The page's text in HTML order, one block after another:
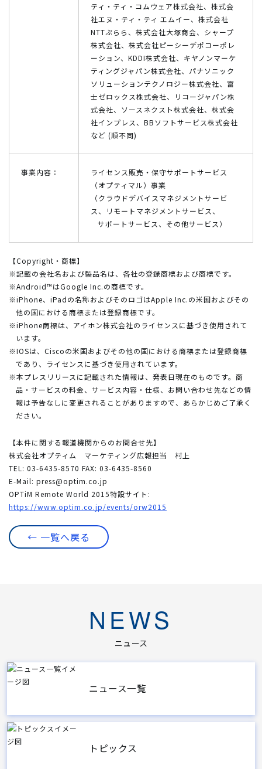
ティ・ティ・コムウェア株式会社、株式会
社エヌ・ティ・ティ エムイー、株式会社
NTTぷらら、株式会社大塚商会、シャープ
株式会社、株式会社ピーシーデポコーポレ
ーション、KDDI株式会社、キヤノンマーケ
ティングジャパン株式会社、パナソニック
ソリューションテクノロジー株式会社、富
士ゼロックス株式会社、リコージャパン株
式会社、ソースネクスト株式会社、株式会
社インプレス、BBソフトサービス株式会社
など (順不同)
事業内容：
ライセンス販売・保守サポートサービス
（オプティマル）事業
（クラウドデバイスマネジメントサービ
ス、リモートマネジメントサービス、
サポートサービス、その他サービス）
【Copyright・商標】
※記載の会社名および製品名は、各社の登録商標および商標です。
※Android™はGoogle Inc.の商標です。
※iPhone、iPadの名称およびそのロゴはApple Inc.の米国およびその
他の国における商標または登録商標です。
※iPhone商標は、アイホン株式会社のライセンスに基づき使用されて
います。
※IOSは、Ciscoの米国およびその他の国における商標または登録商標
であり、ライセンスに基づき使用されています。
※本プレスリリースに記載された情報は、発表日現在のものです。商
品・サービスの料金、サービス内容・仕様、お問い合わせ先などの情
報は予告なしに変更されることがありますので、あらかじめご了承く
ださい。
【本件に関する報道機関からのお問合せ先】
株式会社オプティム マーケティング広報担当 村上
TEL: 03-6435-8570 FAX: 03-6435-8560
E-Mail: press@optim.co.jp
OPTiM Remote World 2015特設サイト:
https://www.optim.co.jp/events/orw2015
← 一覧へ戻る
NEWS
ニュース
ニュース一覧
トピックス